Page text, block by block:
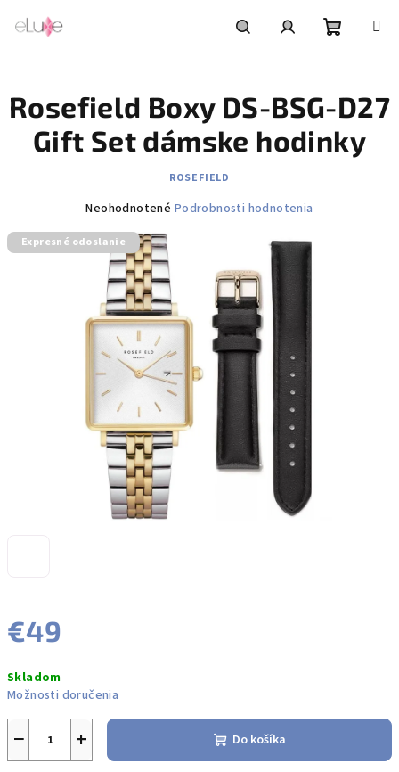
košík
€49
cena:
Skladom
Možnosti doručenia
+
− Do košíka
Rosefield Boxy DS-BSG-D27
Gift Set dámske hodinky
ROSEFIELD
Priemerné
produktu
5
hviezdičiek.
Neohodnotené Podrobnosti hodnotenia
Expresné odoslanie